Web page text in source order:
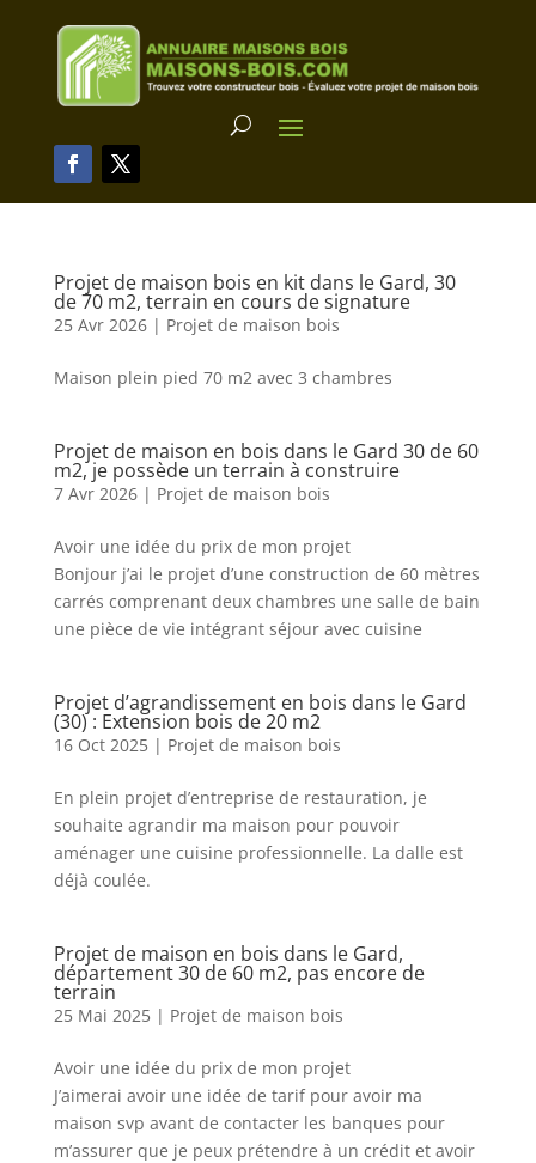
Projet de maison bois en kit dans le Gard, 30
de 70 m2, terrain en cours de signature
25 Avr 2026| Projet de maison bois
Maison plein pied 70 m2 avec 3 chambres
Projet de maison en bois dans le Gard 30 de 60
m2, je possède un terrain à construire
7 Avr 2026| Projet de maison bois
Avoir une idée du prix de mon projet
Bonjour j’ai le projet d’une construction de 60 mètres
carrés comprenant deux chambres une salle de bain
une pièce de vie intégrant séjour avec cuisine
Projet d’agrandissement en bois dans le Gard
(30) : Extension bois de 20 m2
16 Oct 2025| Projet de maison bois
En plein projet d’entreprise de restauration, je
souhaite agrandir ma maison pour pouvoir
aménager une cuisine professionnelle. La dalle est
déjà coulée.
Projet de maison en bois dans le Gard,
département 30 de 60 m2, pas encore de
terrain
25 Mai 2025| Projet de maison bois
Avoir une idée du prix de mon projet
J’aimerai avoir une idée de tarif pour avoir ma
maison svp avant de contacter les banques pour
m’assurer que je peux prétendre à un crédit et avoir